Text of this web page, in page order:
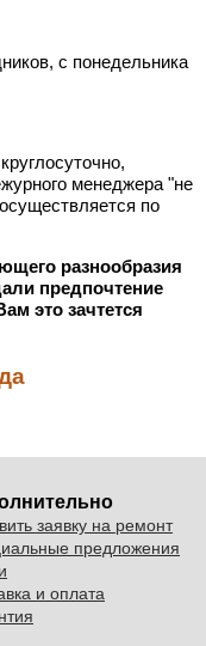
с понедельника
менеджера "не
по
разнообразия
предпочтение
это зачтется
заявку на ремонт
предложения
и оплата